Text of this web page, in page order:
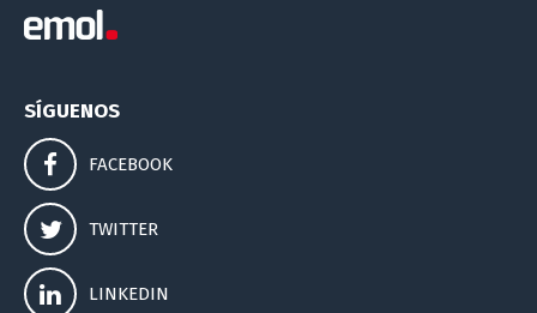
SÍGUENOS
FACEBOOK
TWITTER
LINKEDIN